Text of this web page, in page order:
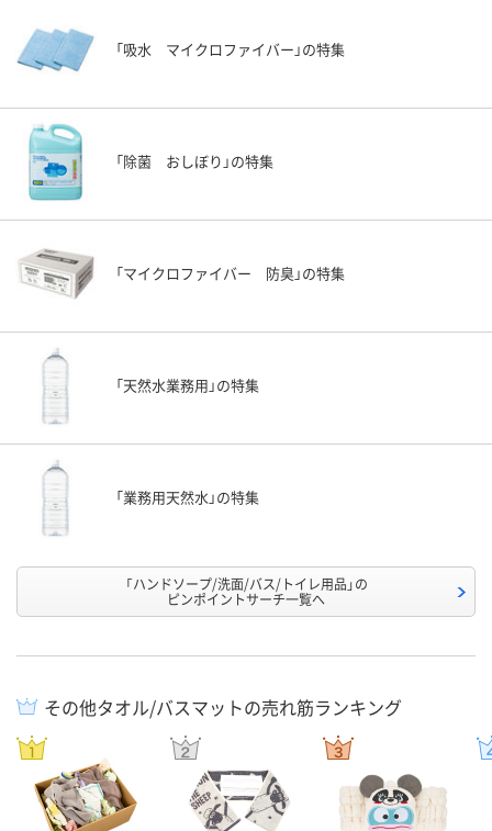
「吸水 マイクロファイバー」の特集
「除菌 おしぼり」の特集
「マイクロファイバー 防臭」の特集
「天然水業務用」の特集
「業務用天然水」の特集
「ハンドソープ/洗面/バス/トイレ用品」の
ピンポイントサーチ一覧へ
その他タオル/バスマットの売れ筋ランキング